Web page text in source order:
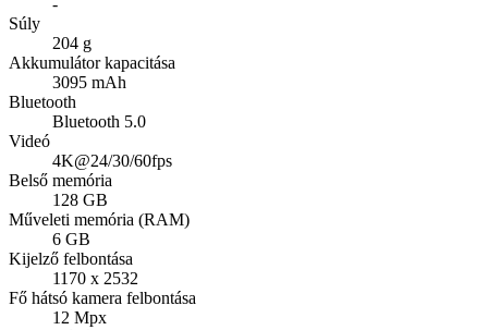
-
Súly
204 g
Akkumulátor kapacitása
3095 mAh
Bluetooth
Bluetooth 5.0
Videó
4K@24/30/60fps
Belső memória
128 GB
Műveleti memória (RAM)
6 GB
Kijelző felbontása
1170 x 2532
Fő hátsó kamera felbontása
12 Mpx